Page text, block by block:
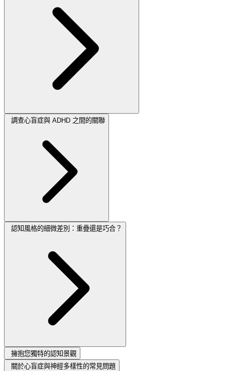
調查心盲症與 ADHD 之間的關聯
認知風格的細微差別：重疊還是巧合？
擁抱您獨特的認知景觀
關於心盲症與神經多樣性的常見問題